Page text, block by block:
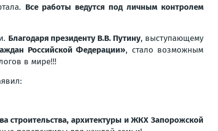
Все работы ведутся под личным контролем
Благодаря президенту В.В. Путину, выступающему
Российской Федерации», стало возможным
в мире!!!
строительства, архитектуры и ЖКХ Запорожской